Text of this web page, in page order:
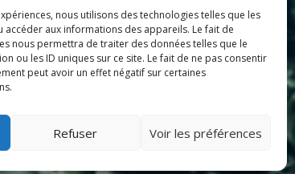
nous utilisons des technologies telles que les
aux informations des appareils. Le fait de
nous permettra de traiter des données telles que le
ou les ID uniques sur ce site. Le fait de ne pas consentir
peut avoir un effet négatif sur certaines
Refuser Voir les préférences
s’engage à La Réunion avec le
fonds FEDER »